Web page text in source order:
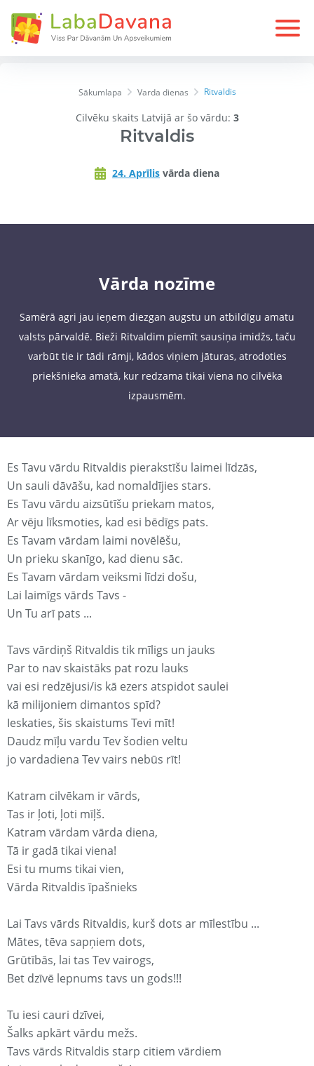
Sākumlapa Varda dienas Ritvaldis
Cilvēku skaits Latvijā ar šo vārdu: 3
Ritvaldis
24. Aprīlis vārda diena
Vārda nozīme
Samērā agri jau ieņem diezgan augstu un atbildīgu amatu
valsts pārvaldē. Bieži Ritvaldim piemīt sausiņa imidžs, taču
varbūt tie ir tādi rāmji, kādos viņiem jāturas, atrodoties
priekšnieka amatā, kur redzama tikai viena no cilvēka
izpausmēm.
Es Tavu vārdu Ritvaldis pierakstīšu laimei līdzās,
Un sauli dāvāšu, kad nomaldījies stars.
Es Tavu vārdu aizsūtīšu priekam matos,
Ar vēju līksmoties, kad esi bēdīgs pats.
Es Tavam vārdam laimi novēlēšu,
Un prieku skanīgo, kad dienu sāc.
Es Tavam vārdam veiksmi līdzi došu,
Lai laimīgs vārds Tavs -
Un Tu arī pats ...
Tavs vārdiņš Ritvaldis tik mīligs un jauks
Par to nav skaistāks pat rozu lauks
vai esi redzējusi/is kā ezers atspidot saulei
kā milijoniem dimantos spīd?
Ieskaties, šis skaistums Tevi mīt!
Daudz mīļu vardu Tev šodien veltu
jo vardadiena Tev vairs nebūs rīt!
Katram cilvēkam ir vārds,
Tas ir ļoti, ļoti mīļš.
Katram vārdam vārda diena,
Tā ir gadā tikai viena!
Esi tu mums tikai vien,
Vārda Ritvaldis īpašnieks
Lai Tavs vārds Ritvaldis, kurš dots ar mīlestību ...
Mātes, tēva sapņiem dots,
Grūtībās, lai tas Tev vairogs,
Bet dzīvē lepnums tavs un gods!!!
Tu iesi cauri dzīvei,
Šalks apkārt vārdu mežs.
Tavs vārds Ritvaldis starp citiem vārdiem